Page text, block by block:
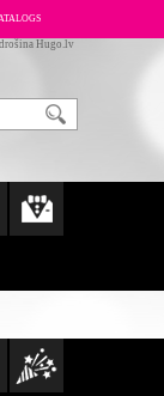
Hugo.lv